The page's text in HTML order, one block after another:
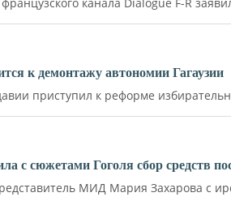
к демонтажу автономии Гагаузии
приступил к реформе
с сюжетами Гоголя сбор средств
МИД Мария Захарова с